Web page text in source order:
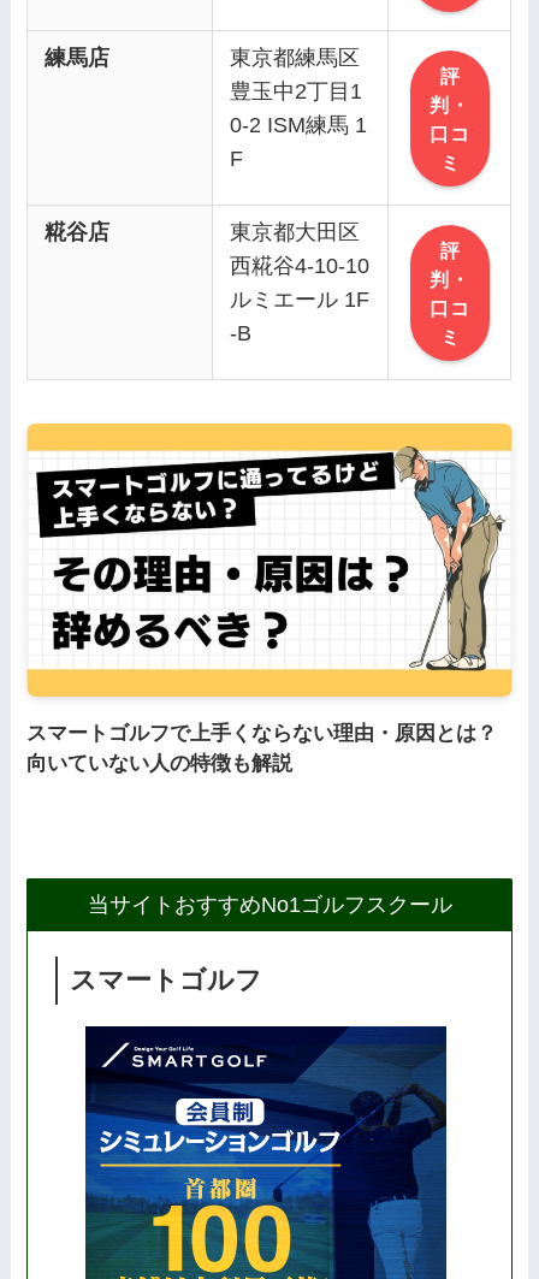
練馬店
東京都練馬区
豊玉中2丁目1
0-2 ISM練馬 1
F
評
判・
口コ
ミ
糀谷店
東京都大田区
西糀谷4-10-10
ルミエール 1F
-B
評
判・
口コ
ミ
スマートゴルフで上手くならない理由・原因とは？
向いていない人の特徴も解説
当サイトおすすめNo1ゴルフスクール
スマートゴルフ